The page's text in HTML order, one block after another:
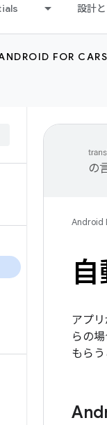
設計
FOR CARS
の
Android
アプ
らの
もらう